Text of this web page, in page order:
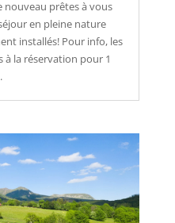
nouveau prêtes à vous
en pleine nature
installés! Pour info, les
la réservation pour 1